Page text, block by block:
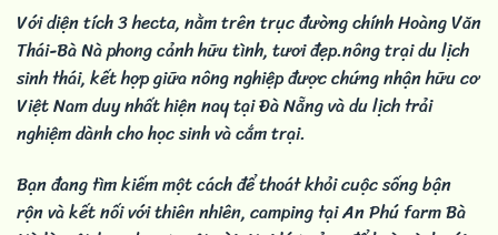
Với diện tích 3 hecta, nằm trên trục đường chính Hoàng Văn
Thái-Bà Nà phong cảnh hữu tình, tươi đẹp.nông trại du lịch
sinh thái, kết hợp giữa nông nghiệp được chứng nhận hữu cơ
Việt Nam duy nhất hiện nay tại Đà Nẵng và du lịch trải
nghiệm dành cho học sinh và cắm trại.
Bạn đang tìm kiếm một cách để thoát khỏi cuộc sống bận
rộn và kết nối với thiên nhiên, camping tại An Phú farm Bà